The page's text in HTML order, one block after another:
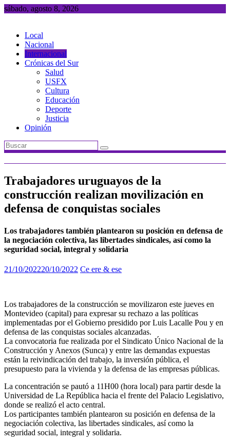
Saltar
sábado, agosto 8, 2026
Local
Nacional
Internacional
Crónicas del Sur
Salud
USFX
Cultura
Educación
Deporte
Justicia
Opinión
Trabajadores uruguayos de la
construcción realizan movilización en
defensa de conquistas sociales
Los trabajadores también plantearon su posición en defensa de
la negociación colectiva, las libertades sindicales, así como la
seguridad social, integral y solidaria
21/10/202220/10/2022 Ce ere & ese
Los trabajadores de la construcción se movilizaron este jueves en
Montevideo (capital) para expresar su rechazo a las políticas
implementadas por el Gobierno presidido por Luis Lacalle Pou y en
defensa de las conquistas sociales alcanzadas.
La convocatoria fue realizada por el Sindicato Único Nacional de la
Construcción y Anexos (Sunca) y entre las demandas expuestas
están la reivindicación del trabajo, la inversión pública, el
presupuesto para la vivienda y la defensa de las empresas públicas.
La concentración se pautó a 11H00 (hora local) para partir desde la
Universidad de La República hacia el frente del Palacio Legislativo,
donde se realizó el acto central.
Los participantes también plantearon su posición en defensa de la
negociación colectiva, las libertades sindicales, así como la
seguridad social, integral y solidaria.